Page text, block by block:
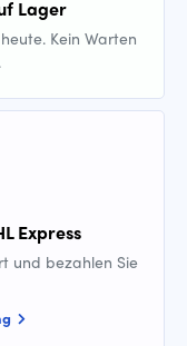
Lager
Kein Warten
Express
und bezahlen Sie